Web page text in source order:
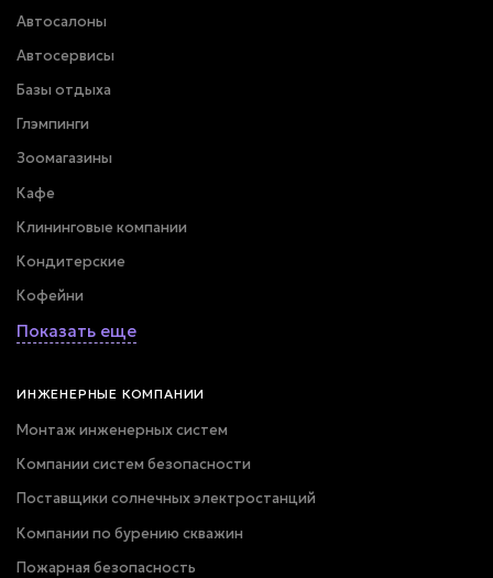
Автосалоны
Автосервисы
Базы отдыха
Глэмпинги
Зоомагазины
Кафе
Клининговые компании
Кондитерские
Кофейни
Показать еще
ИНЖЕНЕРНЫЕ КОМПАНИИ
Монтаж инженерных систем
Компании систем безопасности
Поставщики солнечных электростанций
Компании по бурению скважин
Пожарная безопасность